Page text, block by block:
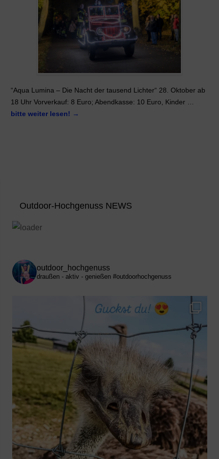
“Aqua Lumina – Die Nacht der tausend Lichter“ 28. Oktober ab
18 Uhr Vorverkauf: 8 Euro; Abendkasse: 10 Euro, Kinder …
bitte weiter lesen! →
Outdoor-Hochgenuss NEWS
outdoor_hochgenuss
draußen - aktiv - genießen #outdoorhochgenuss